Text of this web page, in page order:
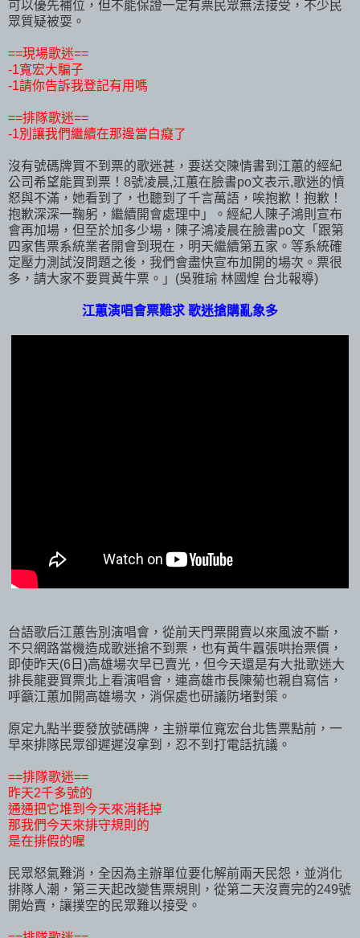
可以優先補位，但不能保證一定有票民眾無法接受，不少民
眾質疑被耍。
==現場歌迷==
-1寬宏大騙子
-1請你告訴我登記有用嗎
==排隊歌迷==
-1別讓我們繼續在那邊當白癡了
沒有號碼牌買不到票的歌迷甚，要送交陳情書到江蕙的經紀
公司希望能買到票！8號凌晨,江蕙在臉書po文表示,歌迷的憤
怒與不滿，她看到了，也聽到了千言萬語，唉抱歉！抱歉！
抱歉深深一鞠躬，繼續開會處理中」。經紀人陳子鴻則宣布
會再加場，但至於加多少場，陳子鴻凌晨在臉書po文「跟第
四家售票系統業者開會到現在，明天繼續第五家。等系統確
定壓力測試沒問題之後，我們會盡快宣布加開的場次。票很
多，請大家不要買黃牛票。」(吳雅瑜 林國煌 台北報導)
江蕙演唱會票難求 歌迷搶購亂象多
台語歌后江蕙告別演唱會，從前天門票開賣以來風波不斷，
不只網路當機造成歌迷搶不到票，也有黃牛囂張哄抬票價，
即使昨天(6日)高雄場次早已賣光，但今天還是有大批歌迷大
排長龍要買票北上看演唱會，連高雄市長陳菊也親自寫信，
呼籲江蕙加開高雄場次，消保處也研議防堵對策。
原定九點半要發放號碼牌，主辦單位寬宏台北售票點前，一
早來排隊民眾卻遲遲沒拿到，忍不到打電話抗議。
==排隊歌迷==
昨天2千多號的
通通把它堆到今天來消耗掉
那我們今天來排守規則的
是在排假的喔
民眾怒氣難消，全因為主辦單位要化解前兩天民怨，並消化
排隊人潮，第三天起改變售票規則，從第二天沒賣完的249號
開始賣，讓撲空的民眾難以接受。